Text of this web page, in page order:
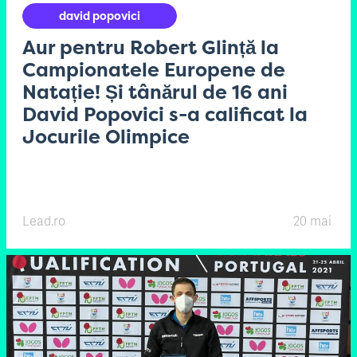
david popovici
Aur pentru Robert Glință la
Campionatele Europene de
Natație! Și tânărul de 16 ani
David Popovici s-a calificat la
Jocurile Olimpice
Lead.ro 20 mai